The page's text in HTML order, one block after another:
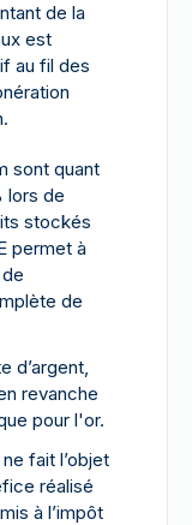
de la
est
au fil des
sont quant
lors de
stockés
permet à
de
d’argent,
revanche
pour l'or.
fait l’objet
réalisé
à l’impôt